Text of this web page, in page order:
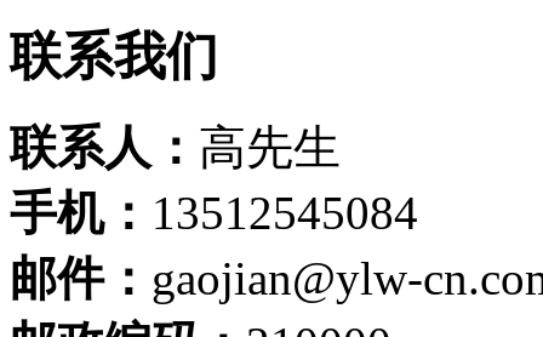
联系我们
联系人： 高先生
手机： 13512545084
邮件： gaojian@ylw-